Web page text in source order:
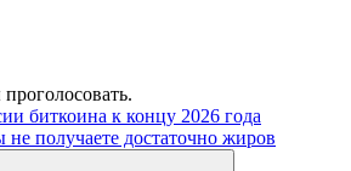
биткоина к концу 2026 года
получаете достаточно жиров